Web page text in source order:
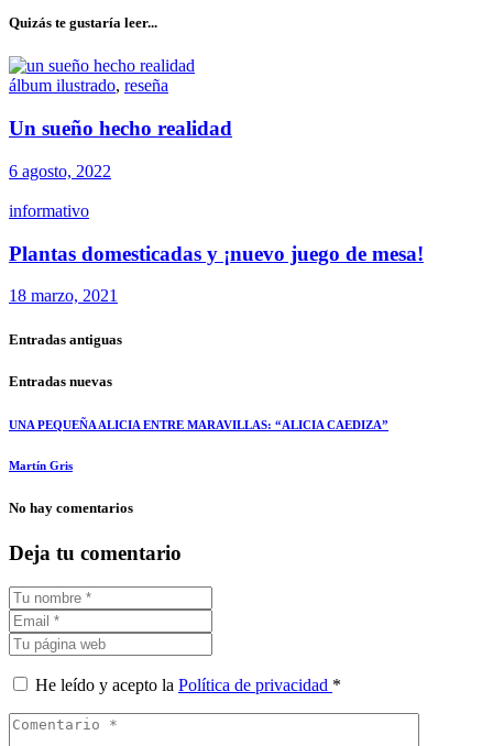
Quizás te gustaría leer...
álbum ilustrado, reseña
Un sueño hecho realidad
6 agosto, 2022
informativo
Plantas domesticadas y ¡nuevo juego de mesa!
18 marzo, 2021
Entradas antiguas
Entradas nuevas
UNA PEQUEÑA ALICIA ENTRE MARAVILLAS: “ALICIA CAEDIZA”
Martín Gris
No hay comentarios
Deja tu comentario
He leído y acepto la Política de privacidad *